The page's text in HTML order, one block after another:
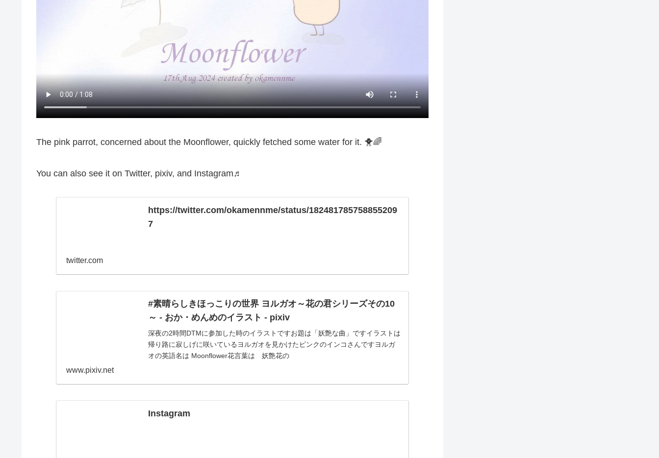
The pink parrot, concerned about the Moonflower, quickly fetched some water for it. 🐥🌈
You can also see it on Twitter, pixiv, and Instagram♬
https://twitter.com/okamennme/status/182481785758855209
7
twitter.com
#素晴らしきほっこりの世界 ヨルガオ～花の君シリーズその10
～ - おか・めんめのイラスト - pixiv
深夜の2時間DTMに参加した時のイラストですお題は「妖艶な曲」ですイラストは
帰り路に寂しげに咲いているヨルガオを見かけたピンクのインコさんですヨルガ
オの英語名は Moonflower花言葉は 妖艶花の
www.pixiv.net
Instagram